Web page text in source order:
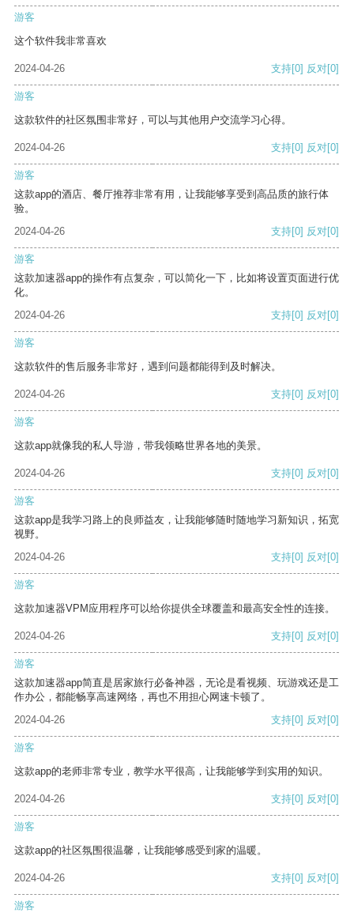
游客
这个软件我非常喜欢
2024-04-26 支持[0] 反对[0]
游客
这款软件的社区氛围非常好，可以与其他用户交流学习心得。
2024-04-26 支持[0] 反对[0]
游客
这款app的酒店、餐厅推荐非常有用，让我能够享受到高品质的旅行体
验。
2024-04-26
支持[0] 反对[0]
游客
这款加速器app的操作有点复杂，可以简化一下，比如将设置页面进行优
化。
2024-04-26
支持[0] 反对[0]
游客
这款软件的售后服务非常好，遇到问题都能得到及时解决。
2024-04-26 支持[0] 反对[0]
游客
这款app就像我的私人导游，带我领略世界各地的美景。
2024-04-26 支持[0] 反对[0]
游客
这款app是我学习路上的良师益友，让我能够随时随地学习新知识，拓宽
视野。
2024-04-26
支持[0] 反对[0]
游客
这款加速器VPM应用程序可以给你提供全球覆盖和最高安全性的连接。
2024-04-26 支持[0] 反对[0]
游客
这款加速器app简直是居家旅行必备神器，无论是看视频、玩游戏还是工
作办公，都能畅享高速网络，再也不用担心网速卡顿了。
2024-04-26
支持[0] 反对[0]
游客
这款app的老师非常专业，教学水平很高，让我能够学到实用的知识。
2024-04-26 支持[0] 反对[0]
游客
这款app的社区氛围很温馨，让我能够感受到家的温暖。
2024-04-26 支持[0] 反对[0]
游客